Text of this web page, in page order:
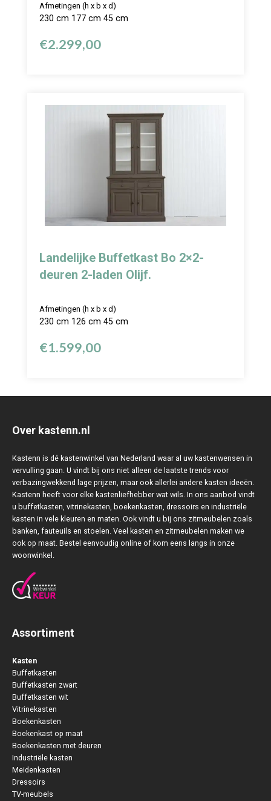
Afmetingen (h x b x d)
230 cm 177 cm 45 cm
€2.299,00
Landelijke Buffetkast Bo 2×2-
deuren 2-laden Olijf.
Afmetingen (h x b x d)
230 cm 126 cm 45 cm
€1.599,00
Over kastenn.nl
Kastenn is dé kastenwinkel van Nederland waar al uw kastenwensen in
vervulling gaan. U vindt bij ons niet alleen de laatste trends voor
verbazingwekkend lage prijzen, maar ook allerlei andere kasten ideeën.
Kastenn heeft voor elke kastenliefhebber wat wils. In ons aanbod vindt
u buffetkasten, vitrinekasten, boekenkasten, dressoirs en industriële
kasten in vele kleuren en maten. Ook vindt u bij ons zitmeubelen zoals
banken, fauteuils en stoelen. Veel kasten en zitmeubelen maken we
ook op maat. Bestel eenvoudig online of kom eens langs in onze
woonwinkel.
Assortiment
Kasten
Buffetkasten
Buffetkasten zwart
Buffetkasten wit
Vitrinekasten
Boekenkasten
Boekenkast op maat
Boekenkasten met deuren
Industriële kasten
Meidenkasten
Dressoirs
TV-meubels